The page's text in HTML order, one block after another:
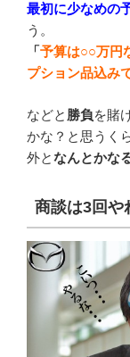
最初に少なめの
う。
「 予算は○○万円
プション品込み
などと 勝負を賭
かな？と思うく
外となんとかな
商談は3回や